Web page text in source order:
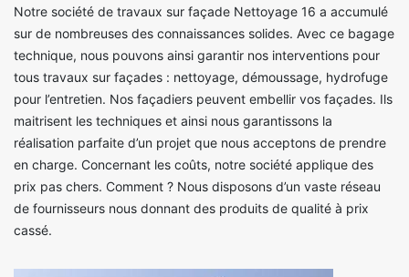
Notre société de travaux sur façade Nettoyage 16 a accumulé
sur de nombreuses des connaissances solides. Avec ce bagage
technique, nous pouvons ainsi garantir nos interventions pour
tous travaux sur façades : nettoyage, démoussage, hydrofuge
pour l’entretien. Nos façadiers peuvent embellir vos façades. Ils
maitrisent les techniques et ainsi nous garantissons la
réalisation parfaite d’un projet que nous acceptons de prendre
en charge. Concernant les coûts, notre société applique des
prix pas chers. Comment ? Nous disposons d’un vaste réseau
de fournisseurs nous donnant des produits de qualité à prix
cassé.